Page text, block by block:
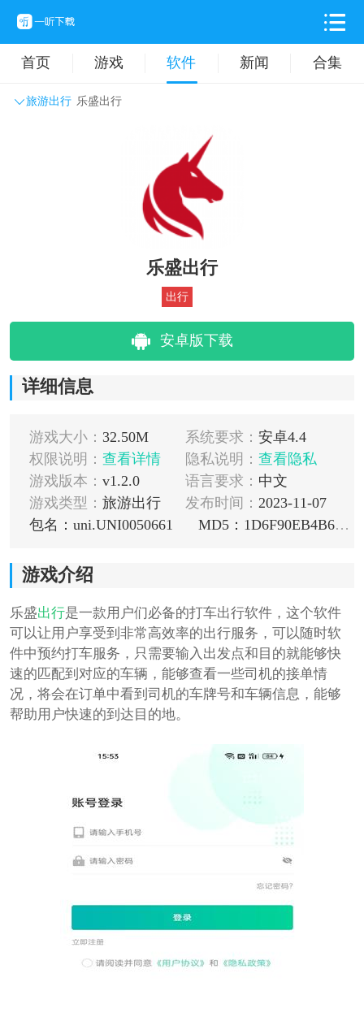
首页 游戏 软件 新闻 合集
旅游出行 乐盛出行
旅游出行
拍摄美化 时尚购物
乐盛出行
出行
安卓版下载
详细信息
游戏大小： 32.50M 系统要求： 安卓4.4
权限说明： 查看详情 隐私说明： 查看隐私
游戏版本： v1.2.0 语言要求： 中文
游戏类型： 旅游出行 发布时间： 2023-11-07
包名：uni.UNI0050661
MD5：1D6F90EB4B6AC84F58F63CBA3A0E81DF
游戏介绍
乐盛出行是一款用户们必备的打车出行软件，这个软件
可以让用户享受到非常高效率的出行服务，可以随时软
件中预约打车服务，只需要输入出发点和目的就能够快
速的匹配到对应的车辆，能够查看一些司机的接单情
况，将会在订单中看到司机的车牌号和车辆信息，能够
帮助用户快速的到达目的地。